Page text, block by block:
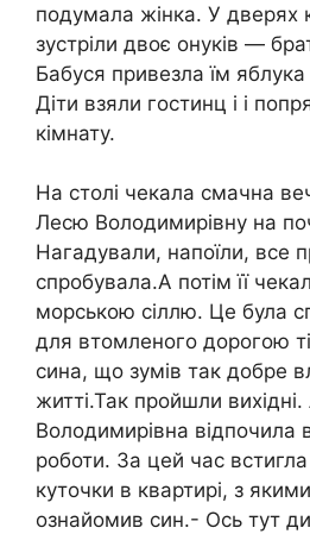
подумала жінка. У дверях
зустріли двоє онуків —
Бабуся привезла їм
Діти взяли гостинц і і
кімнату.
На столі чекала смачна
Лесю Володимирівну на
Нагадували, напоїли, все
спробувала.А потім її
морською сіллю. Це була
для втомленого дорогою
сина, що зумів так добре
житті.Так пройшли
Володимирівна відпочила
роботи. За цей час встигла
куточки в квартирі, з
ознайомив син.- Ось тут